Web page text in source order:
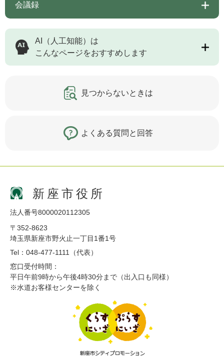
会議録
AI（人工知能）は
こんなページをおすすめします
見つからないときは
よくある質問と回答
新座市役所
法人番号8000020112305
〒352-8623
埼玉県新座市野火止一丁目1番1号
Tel：048-477-1111（代表）
窓口受付時間：
平日午前9時から午後4時30分まで（出入口も同様）
※水道お客様センターを除く